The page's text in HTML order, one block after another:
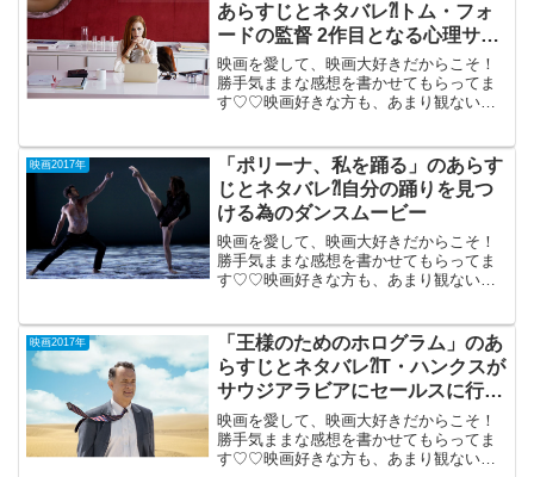
あらすじとネタバレ⁈トム・フォ
ードの監督 2作目となる心理サス
ペンス。
映画を愛して、映画大好きだからこそ！
勝手気ままな感想を書かせてもらってま
す♡♡映画好きな方も、あまり観ない方
月3日公開（116分）トム・フォードの監
督...
映画2017年
「ポリーナ、私を踊る」のあらす
じとネタバレ⁈自分の踊りを見つ
ける為のダンスムービー
映画を愛して、映画大好きだからこそ！
勝手気ままな感想を書かせてもらってま
す♡♡映画好きな方も、あまり観ない方
height...
映画2017年
「王様のためのホログラム」のあ
らすじとネタバレ⁈T・ハンクスが
サウジアラビアにセールスに行く
コメディ。
映画を愛して、映画大好きだからこそ！
勝手気ままな感想を書かせてもらってま
す♡♡映画好きな方も、あまり観ない方